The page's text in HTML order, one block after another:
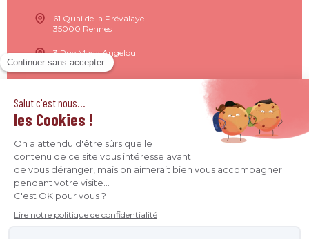
61 Quai de la Prévalaye
35000 Rennes
3 Rue Maya Angelou
44200 Nantes
4 Quai Jean Moulin
09 71 37 26 34
contact@agence-declic.fr